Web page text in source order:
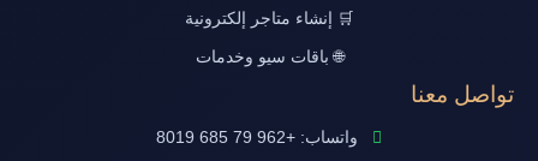
🛒 إنشاء متاجر إلكترونية
🌐 باقات سيو وخدمات
تواصل معنا
واتساب: +962 79 685 8019